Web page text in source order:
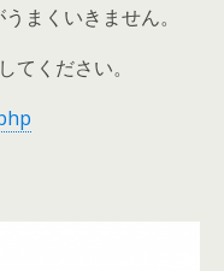
まくいきません。
てください。